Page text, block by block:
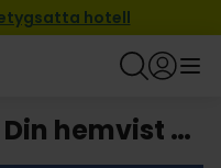
hotell
Hotell i Limfjorden: Din hemvist borta från hemmet!